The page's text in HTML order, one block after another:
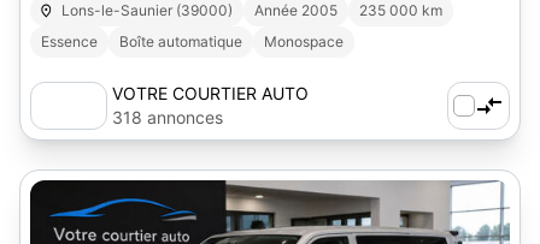
Lons-le-Saunier (39000) Année 2005
235 000 km
Essence
Boîte automatique Monospace
VOTRE COURTIER AUTO
318 annonces